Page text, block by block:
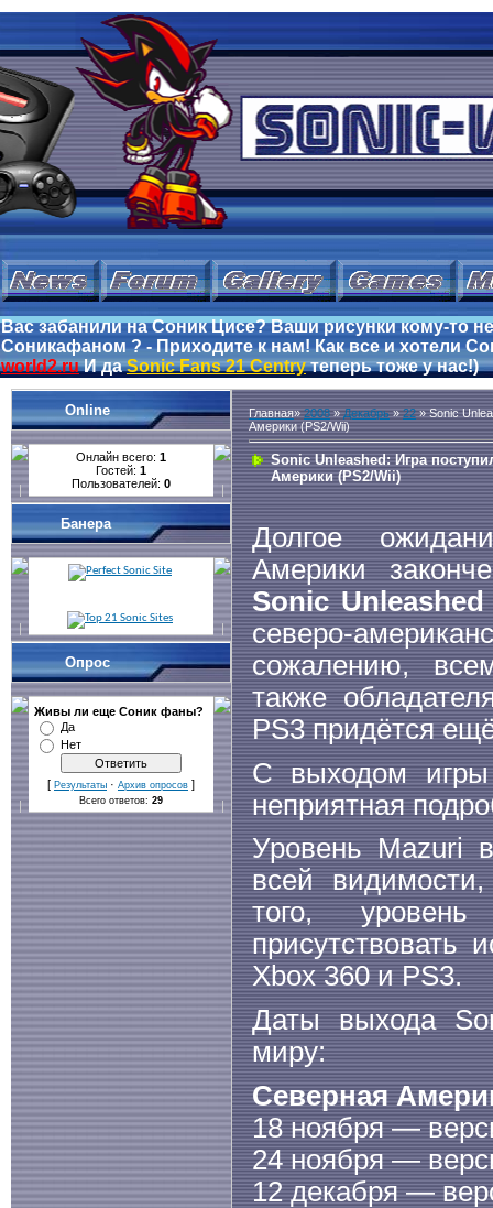
Вас забанили на Соник Цисе? Ваши рисунки кому-то
Соникафаном ? - Приходите к нам! Как все и хотели
world2.ruИ даSonic Fans 21 Centryтеперь тоже у нас!)
Online
Онлайн всего: 1
Гостей: 1
Пользователей: 0
Банера
Опрос
Живы ли еще Cоник фаны?
Да
Нет
[ Результаты · Архив опросов ]
Всего ответов: 29
Главная»2008 » Декабрь » 22» Sonic
Америки (PS2/Wii)
Sonic Unleashed: Игра
Америки (PS2/Wii)
Долгое
Америки
Sonic Unleashed
северо-
сожалению,
также
PS3 придётся
С выходом игры
неприятная
Уровень Mazuri
всей
того,
присутствовать
Xbox 360 и PS3.
Даты выхода
миру:
Северная
18 ноября —
24 ноября —
12 декабря —